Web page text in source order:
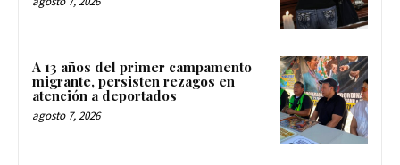
A 13 años del primer campamento
migrante, persisten rezagos en
atención a deportados
agosto 7, 2026